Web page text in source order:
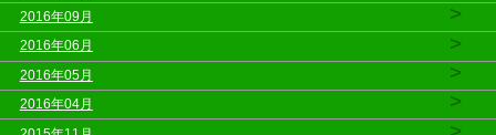
2016年09月 >
2016年06月 >
2016年05月 >
2016年04月 >